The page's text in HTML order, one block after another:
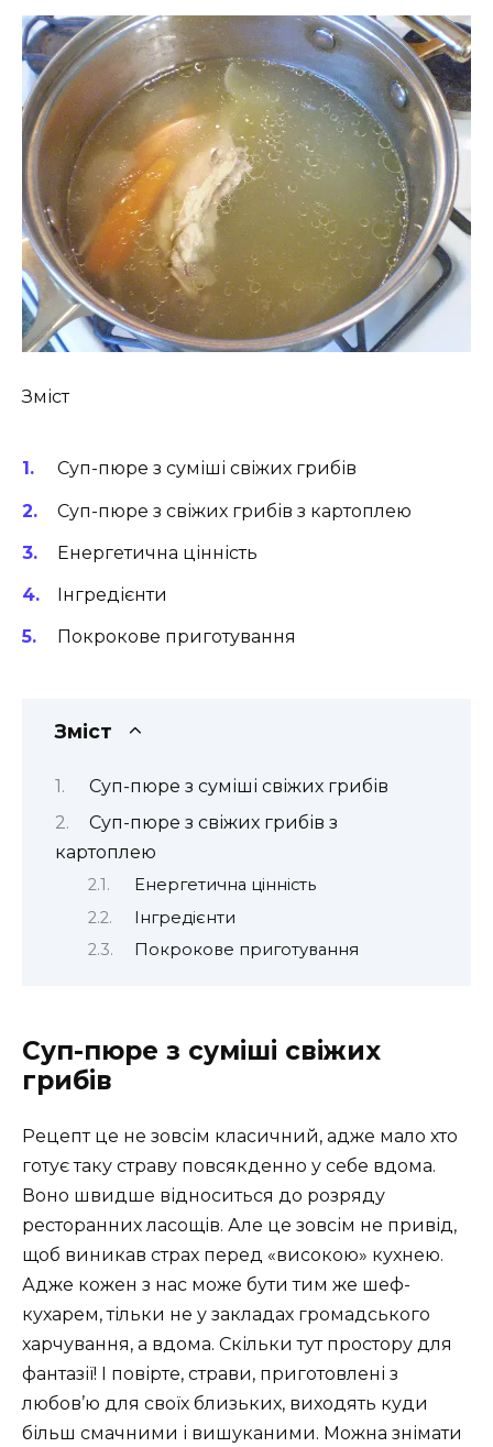
Зміст
Суп-пюре з суміші свіжих грибів
Суп-пюре з свіжих грибів з картоплею
Енергетична цінність
Інгредієнти
Покрокове приготування
Зміст
Суп-пюре з суміші свіжих грибів
Суп-пюре з свіжих грибів з
картоплею
Енергетична цінність
Інгредієнти
Покрокове приготування
Суп-пюре з суміші свіжих
грибів
Рецепт це не зовсім класичний, адже мало хто
готує таку страву повсякденно у себе вдома.
Воно швидше відноситься до розряду
ресторанних ласощів. Але це зовсім не привід,
щоб виникав страх перед «високою» кухнею.
Адже кожен з нас може бути тим же шеф-
кухарем, тільки не у закладах громадського
харчування, а вдома. Скільки тут простору для
фантазії! І повірте, страви, приготовлені з
любов’ю для своїх близьких, виходять куди
більш смачними і вишуканими. Можна знімати